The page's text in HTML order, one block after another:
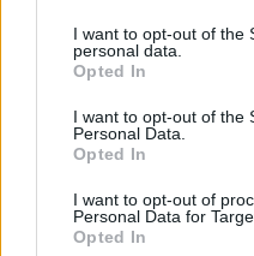
not limited to your visit or
grant or deny consent to
use your data for below
consent section.
I want to opt-out of the
personal data.
Opted In
I want to opt-out of the
Personal Data.
Opted In
I want to opt-out of
Personal Data for
Opted In
servicios, alojamiento y
Bonificación para amas
casa y amas de casa
adquirir nuevas
Subsidio universal